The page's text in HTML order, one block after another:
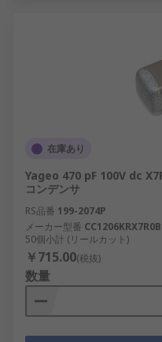
在庫あり
Yageo 470 pF 100V dc
コンデンサ
RS品番 199-2074P
メーカー型番
50個小計 (リールカット)
￥715.00(税抜)
数量